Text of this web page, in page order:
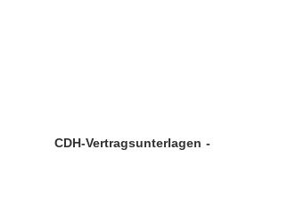
CDH-Vertragsunterlagen